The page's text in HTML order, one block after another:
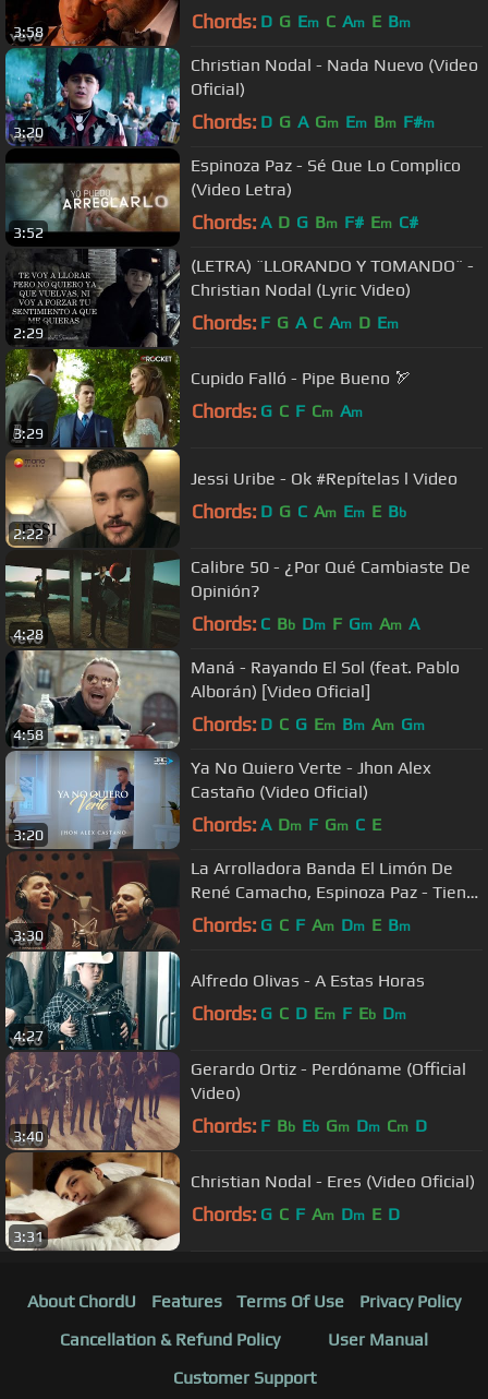
3:58
Oscars)
Chords: D G Em C Am E Bm
3:20
Christian Nodal - Nada Nuevo (Video
Oficial)
Chords: D G A Gm Em Bm F#m
3:52
Espinoza Paz - Sé Que Lo Complico
(Video Letra)
Chords: A D G Bm F# Em C#
2:29
(LETRA) ¨LLORANDO Y TOMANDO¨ -
Christian Nodal (Lyric Video)
Chords: F G A C Am D Em
3:29
Cupido Falló - Pipe Bueno 🏹
Chords: G C F Cm Am
2:22
Jessi Uribe - Ok #Repítelas l Video
Chords: D G C Am Em E Bb
4:28
Calibre 50 - ¿Por Qué Cambiaste De
Opinión?
Chords: C Bb Dm F Gm Am A
4:58
Maná - Rayando El Sol (feat. Pablo
Alborán) [Video Oficial]
Chords: D C G Em Bm Am Gm
3:20
Ya No Quiero Verte - Jhon Alex
Castaño (Video Oficial)
Chords: A Dm F Gm C E
3:30
La Arrolladora Banda El Limón De
René Camacho, Espinoza Paz - Tiene
Razón La Lógica
Chords: G C F Am Dm E Bm
4:27
Alfredo Olivas - A Estas Horas
Chords: G C D Em F Eb Dm
3:40
Gerardo Ortiz - Perdóname (Official
Video)
Chords: F Bb Eb Gm Dm Cm D
3:31
Christian Nodal - Eres (Video Oficial)
Chords: G C F Am Dm E D
About ChordU Features Terms Of Use
Privacy Policy
Cancellation & Refund Policy
User Manual
Customer Support